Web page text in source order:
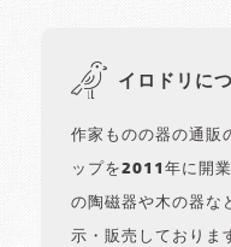
イロドリに
作家ものの器の通販
ップを2011年に開
の陶磁器や木の器な
示・販売しておりま